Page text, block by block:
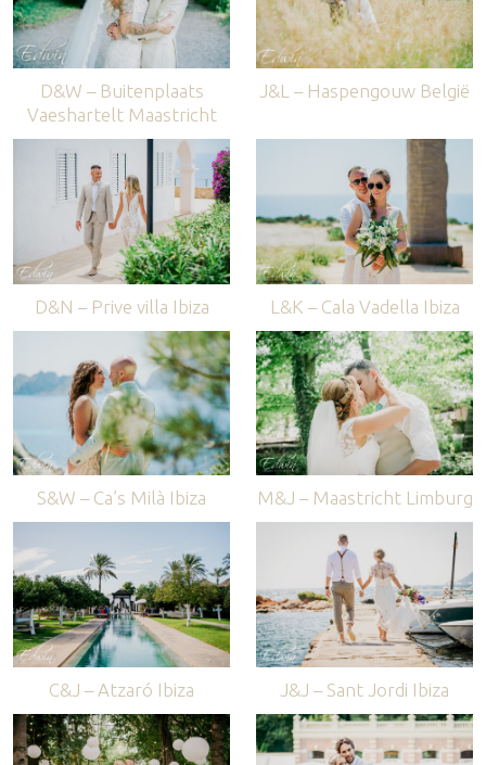
D&W – Buitenplaats
Vaeshartelt Maastricht
J&L – Haspengouw België
D&N – Prive villa Ibiza L&K – Cala Vadella Ibiza
S&W – Ca’s Milà Ibiza M&J – Maastricht Limburg
C&J – Atzaró Ibiza J&J – Sant Jordi Ibiza